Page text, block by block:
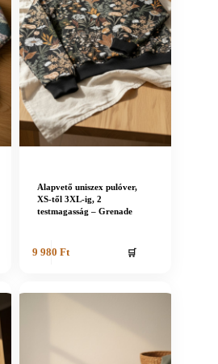
Alapvető uniszex pulóver,
XS-től 3XL-ig, 2
testmagasság – Grenade
9 980Ft 🛒